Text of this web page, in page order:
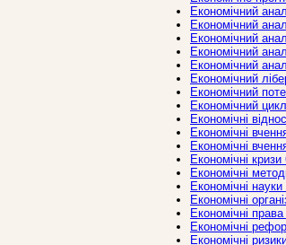
Економічний
Економічний
Економічний
Економічний
Економічний
Економічний
Економічний
Економічний
Економічні
Економічні
Економічні
Економічні
Економічні
Економічні науки
Економічні
Економічні
Економічні
Економічні